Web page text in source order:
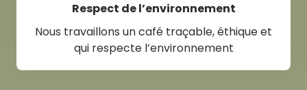
Respect de l’environnement
Nous travaillons un café traçable, éthique et
qui respecte l’environnement